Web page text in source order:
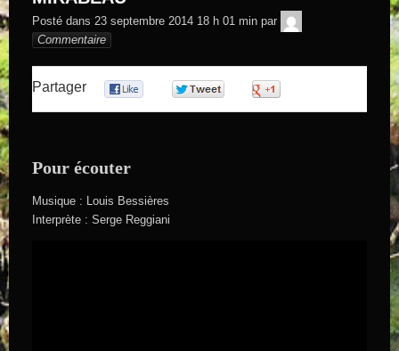
Posté dans 23 septembre 2014 18 h 01 min par
Commentaire
Partager
Pour écouter
Musique : Louis Bessières
Interprète : Serge Reggiani